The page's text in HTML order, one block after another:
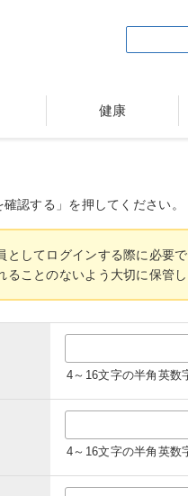
健康
認する」を押してください。
してログインする際に必要で
ことのないよう大切に保管し
4～16文字の半角英数
4～16文字の半角英数